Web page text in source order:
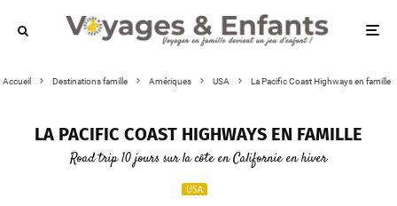
Accueil Destinations famille Amériques USA La Pacific Coast Highways en famille
LA PACIFIC COAST HIGHWAYS EN FAMILLE
Road trip 10 jours sur la côte en Californie en hiver
USA